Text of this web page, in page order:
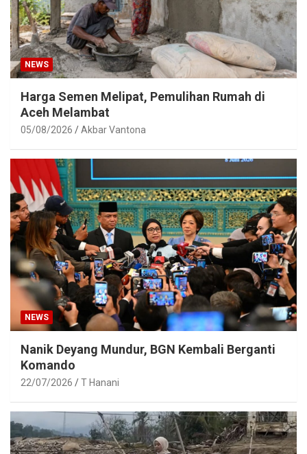
NEWS
Harga Semen Melipat, Pemulihan Rumah di
Aceh Melambat
05/08/2026 Akbar Vantona
NEWS
Nanik Deyang Mundur, BGN Kembali Berganti
Komando
22/07/2026 T Hanani